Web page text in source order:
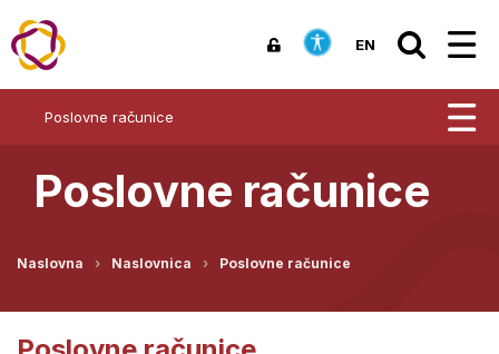
EN
Poslovne računice
Poslovne računice
Naslovna Naslovnica Poslovne računice